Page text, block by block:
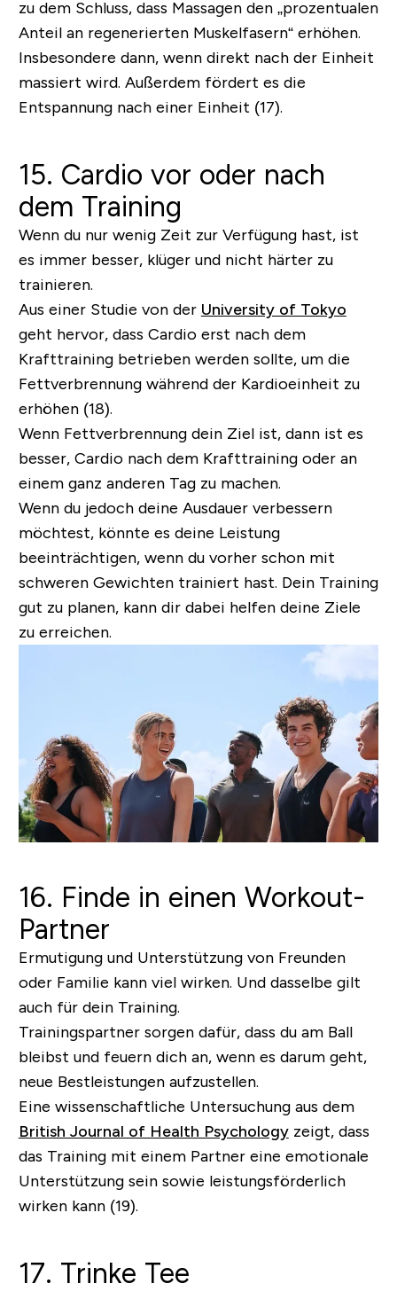
zu dem Schluss, dass Massagen den „prozentualen
Anteil an regenerierten Muskelfasern“ erhöhen.
Insbesondere dann, wenn direkt nach der Einheit
massiert wird. Außerdem fördert es die
Entspannung nach einer Einheit (17).
15. Cardio vor oder nach
dem Training
Wenn du nur wenig Zeit zur Verfügung hast, ist
es immer besser, klüger und nicht härter zu
trainieren.
Aus einer Studie von der University of Tokyo
geht hervor, dass Cardio erst nach dem
Krafttraining betrieben werden sollte, um die
Fettverbrennung während der Kardioeinheit zu
erhöhen (18).
Wenn Fettverbrennung dein Ziel ist, dann ist es
besser, Cardio nach dem Krafttraining oder an
einem ganz anderen Tag zu machen.
Wenn du jedoch deine Ausdauer verbessern
möchtest, könnte es deine Leistung
beeinträchtigen, wenn du vorher schon mit
schweren Gewichten trainiert hast. Dein Training
gut zu planen, kann dir dabei helfen deine Ziele
zu erreichen.
16. Finde in einen Workout-
Partner
Ermutigung und Unterstützung von Freunden
oder Familie kann viel wirken. Und dasselbe gilt
auch für dein Training.
Trainingspartner sorgen dafür, dass du am Ball
bleibst und feuern dich an, wenn es darum geht,
neue Bestleistungen aufzustellen.
Eine wissenschaftliche Untersuchung aus dem
British Journal of Health Psychologyzeigt, dass
das Training mit einem Partner eine emotionale
Unterstützung sein sowie leistungsförderlich
wirken kann (19).
17. Trinke Tee